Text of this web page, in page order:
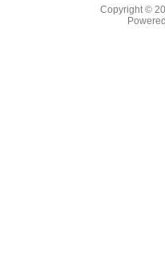
Copyright ©